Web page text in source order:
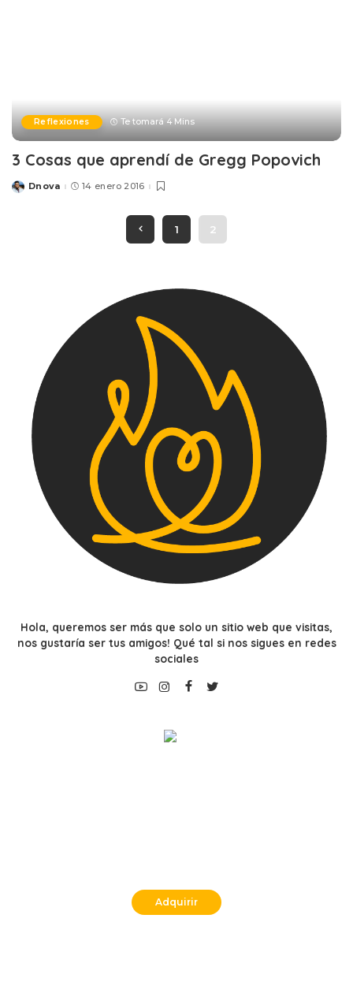
Reflexiones Te tomará 4 Mins
3 Cosas que aprendí de Gregg Popovich
Posted
Dnova 14 enero 2016
1 2
Hola, queremos ser más que solo un sitio web que visitas,
nos gustaría ser tus amigos! Qué tal si nos sigues en redes
sociales
Adquirir